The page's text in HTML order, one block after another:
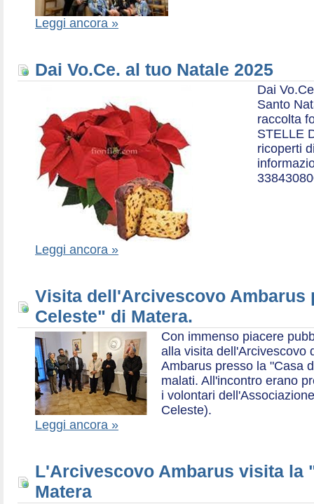
Leggi ancora »
Dai Vo.Ce. al tuo Natale 2025
Dai
Santo
raccolta
STELLE
ricoperti
Leggi ancora »
Visita dell'Arcivescovo Ambarus
Celeste" di Matera.
Con immenso piacere
alla visita dell'Arcivescovo
Ambarus presso la "Casa
malati. All'incontro erano
i volontari
Celeste).
Leggi ancora »
L'Arcivescovo Ambarus visita la
Matera